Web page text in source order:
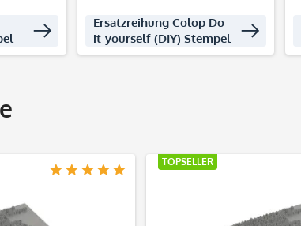
Ersatzreihung Colop Do-
it-yourself (DIY) Stempel
TOPSELLER